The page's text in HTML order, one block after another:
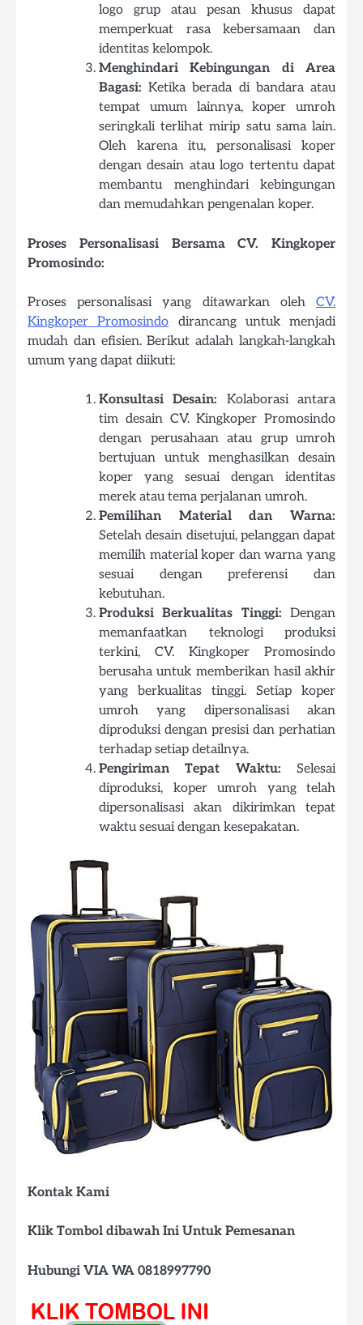
logo grup atau pesan khusus dapat
memperkuat rasa kebersamaan dan
identitas kelompok.
Menghindari Kebingungan di Area
Bagasi: Ketika berada di bandara atau
tempat umum lainnya, koper umroh
seringkali terlihat mirip satu sama lain.
Oleh karena itu, personalisasi koper
dengan desain atau logo tertentu dapat
membantu menghindari kebingungan
dan memudahkan pengenalan koper.
Proses Personalisasi Bersama CV. Kingkoper
Promosindo:
Proses personalisasi yang ditawarkan oleh CV.
Kingkoper Promosindo dirancang untuk menjadi
mudah dan efisien. Berikut adalah langkah-langkah
umum yang dapat diikuti:
Konsultasi Desain: Kolaborasi antara
tim desain CV. Kingkoper Promosindo
dengan perusahaan atau grup umroh
bertujuan untuk menghasilkan desain
koper yang sesuai dengan identitas
merek atau tema perjalanan umroh.
Pemilihan Material dan Warna:
Setelah desain disetujui, pelanggan dapat
memilih material koper dan warna yang
sesuai dengan preferensi dan
kebutuhan.
Produksi Berkualitas Tinggi: Dengan
memanfaatkan teknologi produksi
terkini, CV. Kingkoper Promosindo
berusaha untuk memberikan hasil akhir
yang berkualitas tinggi. Setiap koper
umroh yang dipersonalisasi akan
diproduksi dengan presisi dan perhatian
terhadap setiap detailnya.
Pengiriman Tepat Waktu: Selesai
diproduksi, koper umroh yang telah
dipersonalisasi akan dikirimkan tepat
waktu sesuai dengan kesepakatan.
Kontak Kami
Klik Tombol dibawah Ini Untuk Pemesanan
Hubungi VIA WA 0818997790